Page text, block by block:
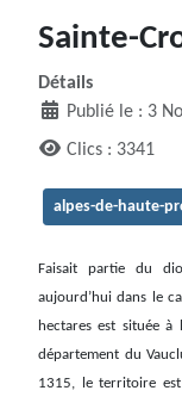
Sainte-
Détails
Publié le : 3
Clics : 3341
alpes-de-haute-
Faisait partie du
aujourd’hui dans le
hectares est située à
département du
1315, le territoire